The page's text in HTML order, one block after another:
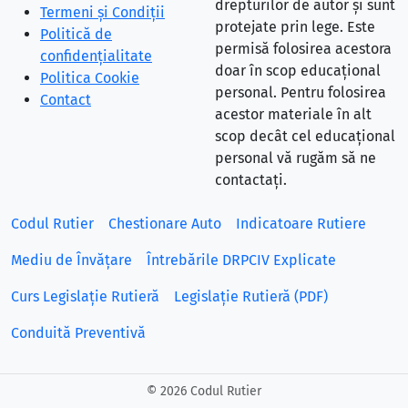
Termeni și Condiții
Politică de
confidențialitate
Politica Cookie
Contact
drepturilor de autor și sunt
protejate prin lege. Este
permisă folosirea acestora
doar în scop educațional
personal. Pentru folosirea
acestor materiale în alt
scop decât cel educațional
personal vă rugăm să ne
contactați.
Codul Rutier Chestionare Auto Indicatoare Rutiere
Mediu de Învățare Întrebările DRPCIV Explicate
Curs Legislație Rutieră Legislație Rutieră (PDF)
Conduită Preventivă
© 2026 Codul Rutier